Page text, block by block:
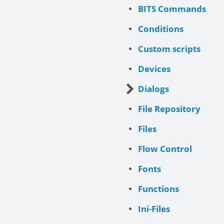
BITS Commands
Conditions
Custom scripts
Devices
Dialogs
File Repository
Files
Flow Control
Fonts
Functions
Ini-Files